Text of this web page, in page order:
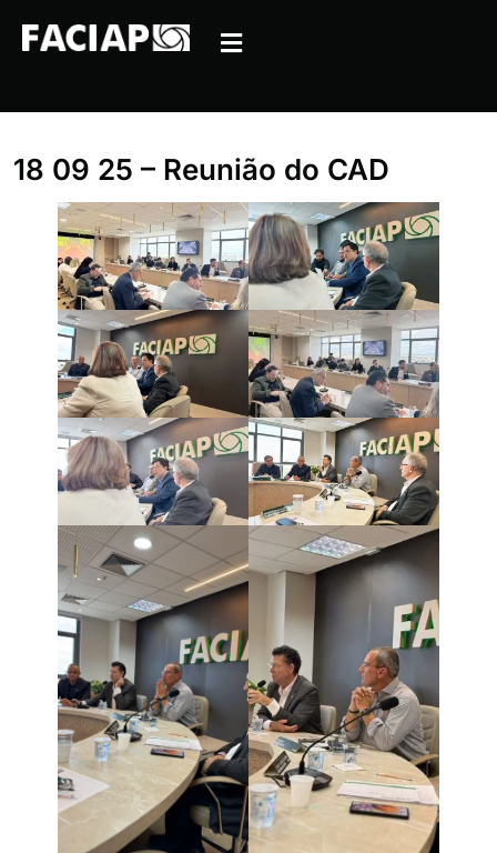
18 09 25 – Reunião do CAD